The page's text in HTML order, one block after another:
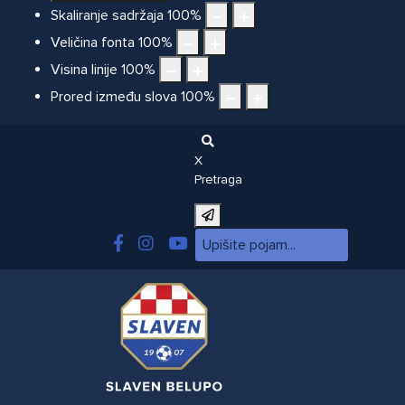
Skaliranje sadržaja 100%
Veličina fonta 100%
Visina linije 100%
Prored između slova 100%
X
Pretraga